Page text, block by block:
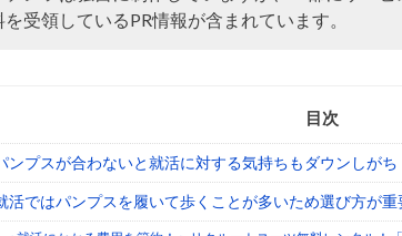
受領しているPR情報が含まれています。
目次
ンプスが合わないと就活に対する気持ちもダウンしがち
活ではパンプスを履いて歩くことが多いため選び方が重